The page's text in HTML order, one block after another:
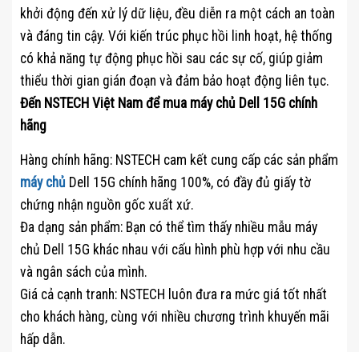
khởi động đến xử lý dữ liệu, đều diễn ra một cách an toàn
và đáng tin cậy. Với kiến trúc phục hồi linh hoạt, hệ thống
có khả năng tự động phục hồi sau các sự cố, giúp giảm
thiểu thời gian gián đoạn và đảm bảo hoạt động liên tục.
Đến NSTECH Việt Nam để mua máy chủ Dell 15G chính
hãng
Hàng chính hãng: NSTECH cam kết cung cấp các sản phẩm
máy chủ Dell 15G chính hãng 100%, có đầy đủ giấy tờ
chứng nhận nguồn gốc xuất xứ.
Đa dạng sản phẩm: Bạn có thể tìm thấy nhiều mẫu máy
chủ Dell 15G khác nhau với cấu hình phù hợp với nhu cầu
và ngân sách của mình.
Giá cả cạnh tranh: NSTECH luôn đưa ra mức giá tốt nhất
cho khách hàng, cùng với nhiều chương trình khuyến mãi
hấp dẫn.